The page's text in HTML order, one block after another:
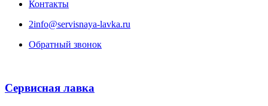
Контакты
2info@servisnaya-lavka.ru
Обратный звонок
Сервисная лавка